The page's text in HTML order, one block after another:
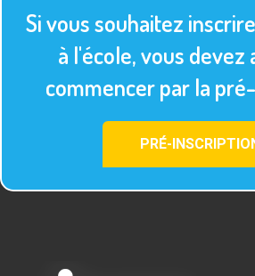
Si vous souhaitez
à l'école, vous devez
commencer par la
PRÉ-